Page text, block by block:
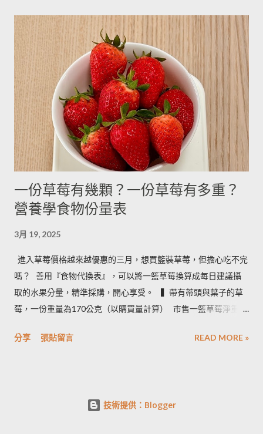
落擺放三個月。...
3.9g --------- --------- 可可粉 2g 6g 80g 乾酵母 3.3g 10g --------- 吉
利丁粉 3.3g 10g 細鹽 4.3g 13g ---------- 細砂糖 4g 13g 170g 粗砂
糖 4g 13g 170g 糖粉 2g 6g 100g 蜂蜜 7g 22g 290g 沙拉油 4g
14g 190g 鮮奶油 5g 15g 200g 奶油 4.5g 14g 205g 酥油 4g 13g
180g 牛奶 6g 17g 210g 煉乳 6g 17.5g 240g 優格 5g 15g 210g 清
水 5g 15g 200g 可可粉 2g 6g 80g 即溶咖啡 2g 6g 70g 葡萄乾 ----
- ------- 170g 引用自 Mami的魔法廚房 ...
一份草莓有幾顆？一份草莓有多重？
營養學食物份量表
3月 19, 2025
進入草莓價格越來越優惠的三月，想買籃裝草莓，但擔心吃不完
嗎？ ​ 善用『食物代換表』，可以將一籃草莓換算成每日建議攝
取的水果分量，精準採購，開心享受。 ​ ​ ▍帶有蒂頭與葉子的草
莓，一份重量為170公克（以購買量計算） ​ 市售一籃草莓淨重為
損傷、撞傷等狀況） ​ • 1500 × 0.95 ÷ 170＝8.3 約可提供８份水
家三口：３天內即可享用完畢 • 一家二口：５天內即可享用完畢
分享 張貼留言 READ MORE »
技術提供：Blogger